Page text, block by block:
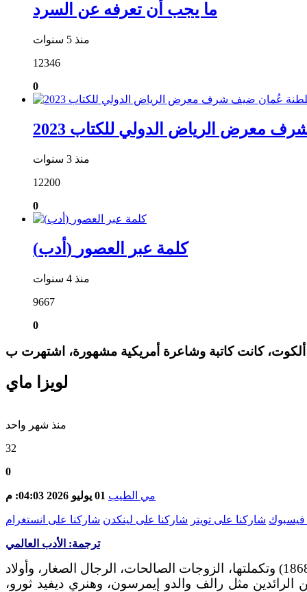
ما يجب أن تعرفه عن السرد
منذ 5 سنوات
12346
0
الرياض الدولي للكتاب 2023
منذ 3 سنوات
12200
0
(أدب) كلمة عبر العصور
منذ 4 سنوات
9667
0
لويزا ماي
منذ شهر واحد
32
0
مي الطيب 01 يوليو 2026 04:03: م
فيسبوك شاركنا على تويتر شاركنا على لينكدن شاركنا على انستغرام
ترجمة: الأدب العالمي
لويزا ماي ألكوت، كانت كاتبة وشاعرة أمريكية مشهورة، اشتهرت بروايتها الكلاسيكية النساء الصغيرات (1868) وتكملتها، الزوجات الصالحات، الرجال الصغار، وأولاد
الرائدين مثل رالف والدو إيمرسون، وهنري ديفيد ثورو،